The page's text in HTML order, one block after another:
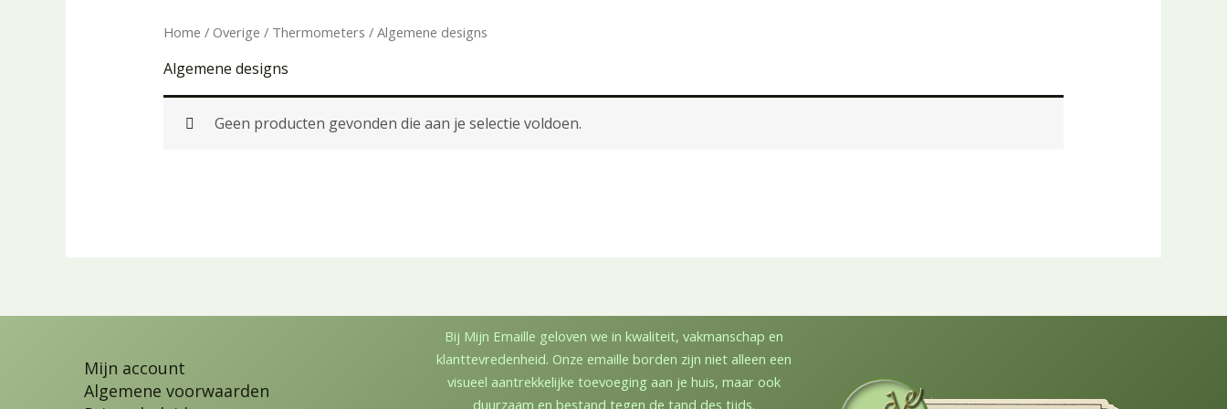
Home / Overige / Thermometers / Algemene designs
Algemene designs
Geen producten gevonden die aan je selectie voldoen.
Mijn account
Algemene voorwaarden
Bij Mijn Emaille geloven we in kwaliteit, vakmanschap en
klanttevredenheid. Onze emaille borden zijn niet alleen een
visueel aantrekkelijke toevoeging aan je huis, maar ook
duurzaam en bestand tegen de tand des tijds.